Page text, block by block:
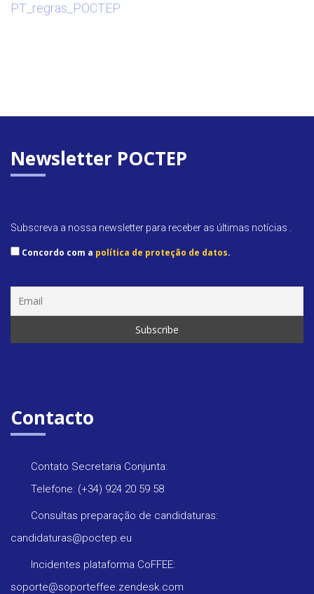
PT_regras_POCTEP
Newsletter POCTEP
Subscreva a nossa newsletter para receber as últimas notícias .
Concordo com a política de proteção de datos.
Contacto
Contato Secretaria Conjunta:
Telefone: (+34) 924 20 59 58
Consultas preparação de candidaturas:
candidaturas@poctep.eu
Incidentes plataforma CoFFEE:
soporte@soporteffee.zendesk.com